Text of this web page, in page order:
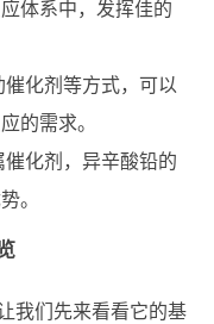
体系中，发挥佳的
化剂等方式，可以
的需求。
化剂，异辛酸铅的
。
我们先来看看它的基